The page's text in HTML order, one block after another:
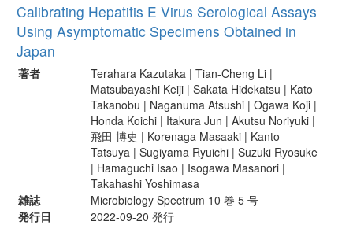
Calibrating Hepatitis E Virus Serological Assays
Using Asymptomatic Specimens Obtained in
Japan
著者
Terahara Kazutaka | Tian-Cheng Li |
Matsubayashi Keiji | Sakata Hidekatsu | Kato
Takanobu | Naganuma Atsushi | Ogawa Koji |
Honda Koichi | Itakura Jun | Akutsu Noriyuki |
飛田 博史 | Korenaga Masaaki | Kanto
Tatsuya | Sugiyama Ryuichi | Suzuki Ryosuke
| Hamaguchi Isao | Isogawa Masanori |
Takahashi Yoshimasa
雑誌
Microbiology Spectrum 10 巻 5 号
発行日
2022-09-20 発行